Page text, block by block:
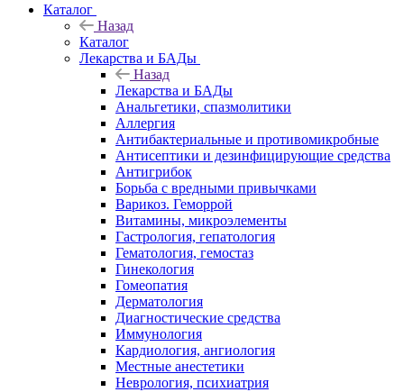
Каталог
Назад
Каталог
Лекарства и БАДы
Назад
Лекарства и БАДы
Анальгетики, спазмолитики
Аллергия
Антибактериальные и противомикробные
Антисептики и дезинфицирующие средства
Антигрибок
Борьба с вредными привычками
Варикоз. Геморрой
Витамины, микроэлементы
Гастрология, гепатология
Гематология, гемостаз
Гинекология
Гомеопатия
Дерматология
Диагностические средства
Иммунология
Кардиология, ангиология
Местные анестетики
Неврология, психиатрия